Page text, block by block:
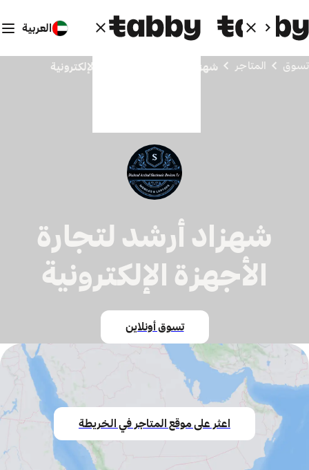
العربية
تسوق المتاجر شهزاد أرشد لتجارة الأجهزة الإلكترونية
شهزاد أرشد لتجارة
الأجهزة الإلكترونية
تسوق أونلاين
اعثر على موقع المتاجر في الخريطة